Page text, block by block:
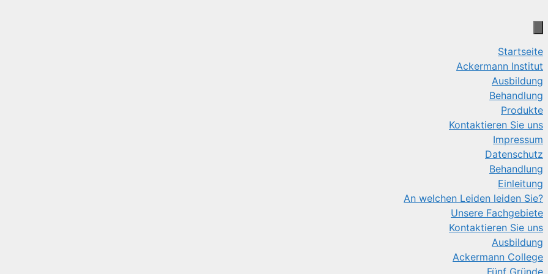
Startseite
Ackermann Institut
Ausbildung
Behandlung
Produkte
Kontaktieren Sie uns
Impressum
Datenschutz
Behandlung
Einleitung
An welchen Leiden leiden Sie?
Unsere Fachgebiete
Kontaktieren Sie uns
Ausbildung
Ackermann College
Fünf Gründe